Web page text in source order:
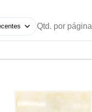
Qtd. por página